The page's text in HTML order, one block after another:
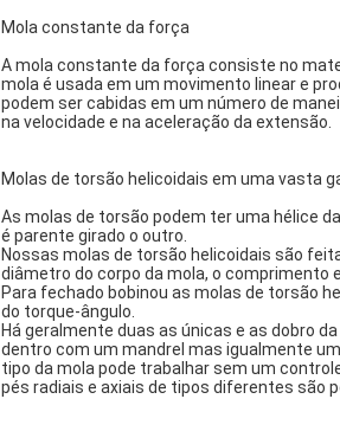
Mola constante da força
A mola constante da força consiste no
mola é usada em um movimento linear e
podem ser cabidas em um número de
na velocidade e na aceleração da extensão.
Molas de torsão helicoidais em uma vasta
As molas de torsão podem ter uma hélice
é parente girado o outro.
Nossas molas de torsão helicoidais são
diâmetro do corpo da mola, o comprimento
Para fechado bobinou as molas de torsão
do torque-ângulo.
Há geralmente duas as únicas e as dobro
dentro com um mandrel mas igualmente
tipo da mola pode trabalhar sem um
pés radiais e axiais de tipos diferentes são